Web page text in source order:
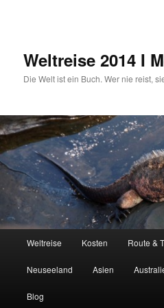
Weltreise 2014 I
Die Welt ist ein Buch. Wer nie reist,
Weltreise Kosten Route &
Neuseeland Asien
Blog